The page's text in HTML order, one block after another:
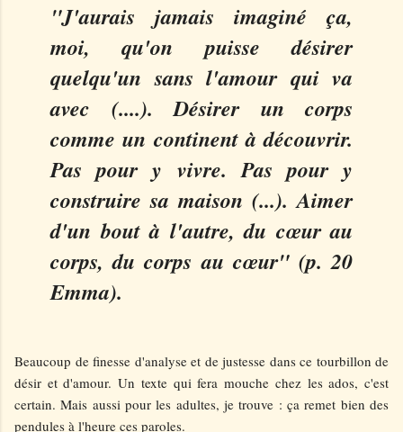
"J'aurais jamais imaginé ça,
moi, qu'on puisse désirer
quelqu'un sans l'amour qui va
avec (....). Désirer un corps
comme un continent à découvrir.
Pas pour y vivre. Pas pour y
construire sa maison (...). Aimer
d'un bout à l'autre, du cœur au
corps, du corps au cœur" (p. 20
Emma).
Beaucoup de finesse d'analyse et de justesse dans ce tourbillon de
désir et d'amour. Un texte qui fera mouche chez les ados, c'est
certain. Mais aussi pour les adultes, je trouve : ça remet bien des
pendules à l'heure ces paroles.